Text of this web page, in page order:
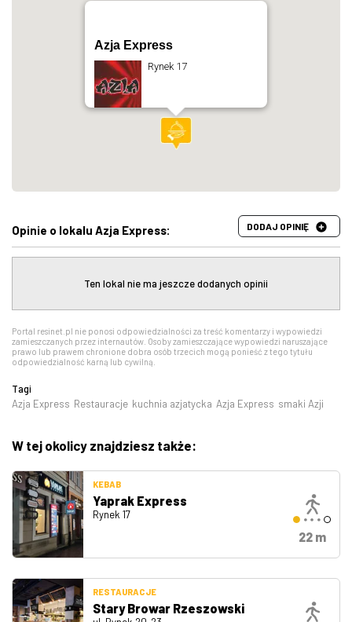
Azja Express
Rynek 17
Opinie o lokalu Azja Express: DODAJ OPINIĘ
Ten lokal nie ma jeszcze dodanych opinii
Portal resinet.pl nie ponosi odpowiedzialności za treść komentarzy i wypowiedzi
zamieszczanych przez internautów. Osoby zamieszczające wypowiedzi naruszające
prawo lub prawem chronione dobra osób trzecich mogą ponieść z tego tytułu
odpowiedzialność karną lub cywilną.
Tagi
Azja Express Restauracje kuchnia azjatycka Azja Express smaki Azji
W tej okolicy znajdziesz także:
KEBAB
Yaprak Express
Rynek 17
22 m
RESTAURACJE
Stary Browar Rzeszowski